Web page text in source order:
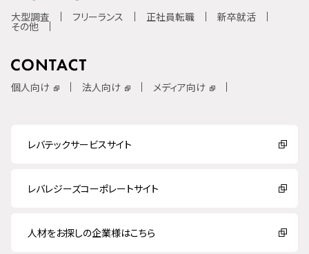
大型調査 フリーランス 正社員転職 新卒就活
その他
個人向け 法人向け メディア向け
レバテックサービスサイト
レバレジーズコーポレートサイト
人材をお探しの企業様はこちら